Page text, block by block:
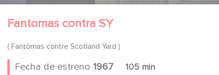
Fantomas contra SY
( Fantômas contre Scotland Yard )
Fecha de estreno 1967
105 min